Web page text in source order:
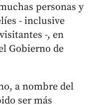
personas y
- inclusive
-, en
Gobierno de
a nombre del
ser más